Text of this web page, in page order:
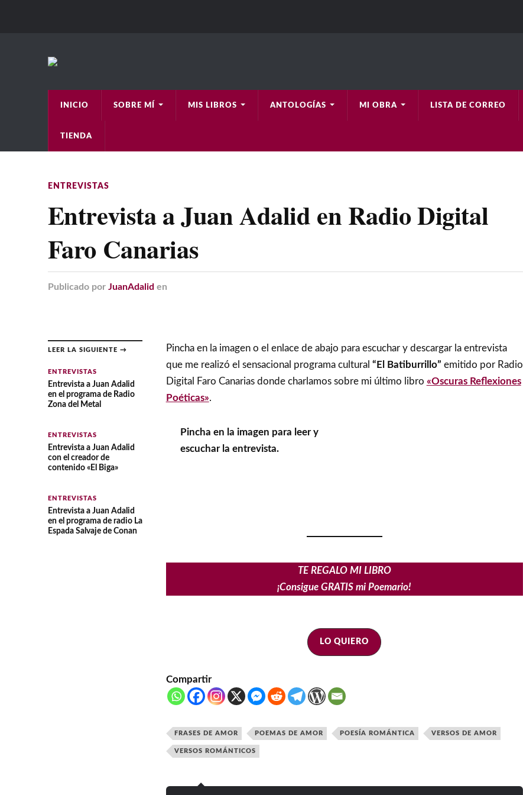
INICIO SOBRE MÍ MIS LIBROS ANTOLOGÍAS MI OBRA LISTA DE CORREO
TIENDA
ENTREVISTAS
Entrevista a Juan Adalid en Radio Digital
Faro Canarias
Publicado por JuanAdalid en
LEER LA SIGUIENTE →
ENTREVISTAS
Entrevista a Juan Adalid
en el programa de Radio
Zona del Metal
ENTREVISTAS
Entrevista a Juan Adalid
con el creador de
contenido «El Biga»
ENTREVISTAS
Entrevista a Juan Adalid
en el programa de radio La
Espada Salvaje de Conan
Pincha en la imagen o el enlace de abajo para escuchar y descargar la entrevista
que me realizó el sensacional programa cultural “El Batiburrillo” emitido por Radio
Digital Faro Canarias donde charlamos sobre mi último libro «Oscuras Reflexiones
Poéticas».
Pincha en la imagen para leer y
escuchar la entrevista.
TE REGALO MI LIBRO
¡Consigue GRATIS mi Poemario!
LO QUIERO
Compartir
FRASES DE AMOR POEMAS DE AMOR POESÍA ROMÁNTICA VERSOS DE AMOR
VERSOS ROMÁNTICOS